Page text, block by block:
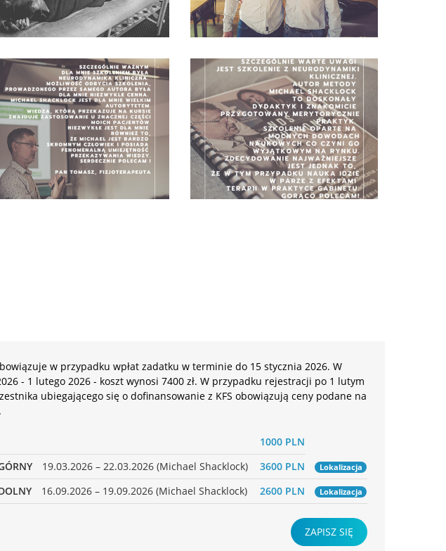
w przypadku wpłat zadatku w terminie do 15 stycznia 2026. W
- 1 lutego 2026 - koszt wynosi 7400 zł. W przypadku rejestracji po 1 lutym
ubiegającego się o dofinansowanie z KFS obowiązują ceny podane na
1000 PLN
19.03.2026 – 22.03.2026 (Michael Shacklock) 3600 PLN Lokalizacja
16.09.2026 – 19.09.2026 (Michael Shacklock) 2600 PLN Lokalizacja
ZAPISZ SIĘ